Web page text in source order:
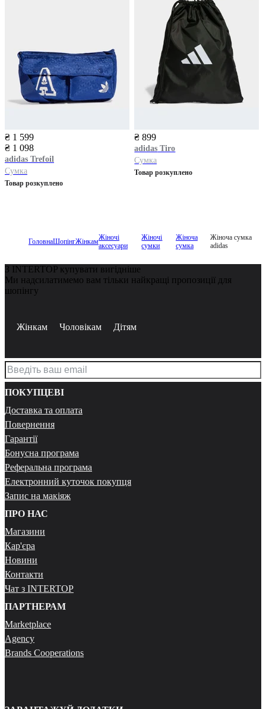
₴ 1 599
₴ 1 098
adidas Trefoil
Сумка
Товар розкуплено
₴ 899
adidas Tiro
Сумка
Товар розкуплено
ГоловнаШопінгЖінкамЖіночі
аксесуари
Жіночі
сумки
Жіноча
сумка
Жіноча сумка
adidas
З INTERTOP купувати вигідніше
Ми надсилатимемо вам тільки найкращі пропозиції для
шопінгу
Жінкам Чоловікам Дітям
ПОКУПЦЕВІ
Доставка та оплата
Повернення
Гарантії
Бонусна програма
Реферальна програма
Електронний куточок покупця
Запис на макіяж
ПРО НАС
Магазини
Кар'єра
Новини
Контакти
Чат з INTERTOP
ПАРТНЕРАМ
Marketplace
Agency
Brands Cooperations